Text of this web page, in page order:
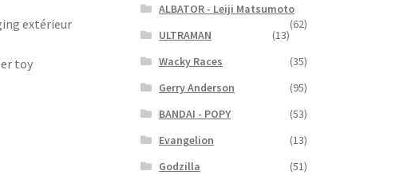
extérieur
toy
ALBATOR - Leiji Matsumoto
(62)
ULTRAMAN
(13)
Wacky Races
(35)
Gerry Anderson
(95)
BANDAI - POPY
(53)
Evangelion
(13)
Godzilla
(51)